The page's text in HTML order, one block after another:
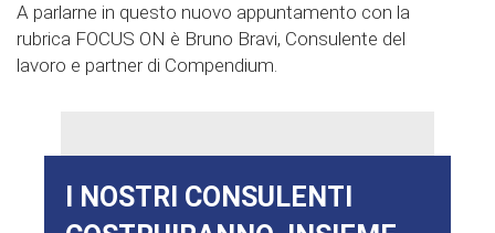
A parlarne in questo nuovo appuntamento con la
rubrica FOCUS ON è Bruno Bravi, Consulente del
lavoro e partner di Compendium.
I NOSTRI CONSULENTI